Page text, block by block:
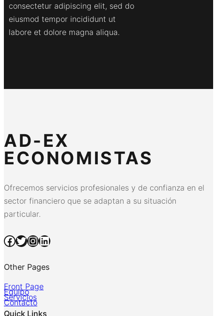
consectetur adipiscing elit, sed do
eiusmod tempor incididunt ut
labore et dolore magna aliqua.
AD-EX
ECONOMISTAS
Ofrecemos servicios profesionales y de confianza en el
sector financiero que se adaptan a su situación
particular.
Facebook Twitter InstagramLinkedIn
Other Pages
Front Page
Equipo
Servicios
Contacto
Quick Links